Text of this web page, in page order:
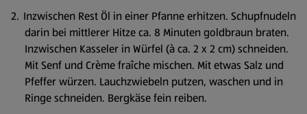
Inzwischen Rest Öl in einer Pfanne erhitzen. Schupfnudeln
darin bei mittlerer Hitze ca. 8 Minuten goldbraun braten.
Inzwischen Kasseler in Würfel (à ca. 2 x 2 cm) schneiden.
Mit Senf und Crème fraîche mischen. Mit etwas Salz und
Pfeffer würzen. Lauchzwiebeln putzen, waschen und in
Ringe schneiden. Bergkäse fein reiben.